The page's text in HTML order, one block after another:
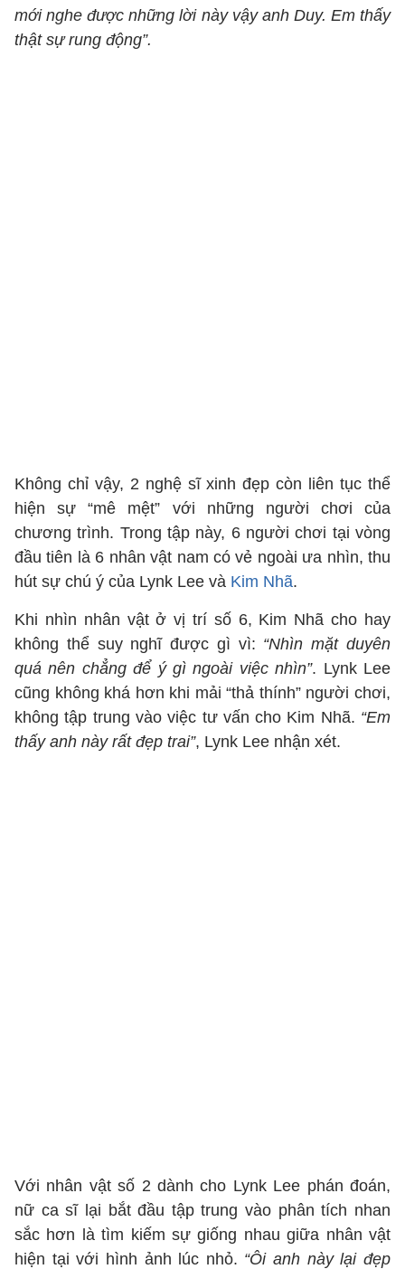
mới nghe được những lời này vậy anh Duy. Em thấy
thật sự rung động”.
Không chỉ vậy, 2 nghệ sĩ xinh đẹp còn liên tục thể
hiện sự “mê mệt” với những người chơi của
chương trình. Trong tập này, 6 người chơi tại vòng
đầu tiên là 6 nhân vật nam có vẻ ngoài ưa nhìn, thu
hút sự chú ý của Lynk Lee và Kim Nhã.
Khi nhìn nhân vật ở vị trí số 6, Kim Nhã cho hay
không thể suy nghĩ được gì vì: “Nhìn mặt duyên
quá nên chẳng để ý gì ngoài việc nhìn”. Lynk Lee
cũng không khá hơn khi mải “thả thính” người chơi,
không tập trung vào việc tư vấn cho Kim Nhã. “Em
thấy anh này rất đẹp trai”, Lynk Lee nhận xét.
Với nhân vật số 2 dành cho Lynk Lee phán đoán,
nữ ca sĩ lại bắt đầu tập trung vào phân tích nhan
sắc hơn là tìm kiếm sự giống nhau giữa nhân vật
hiện tại với hình ảnh lúc nhỏ. “Ôi anh này lại đẹp